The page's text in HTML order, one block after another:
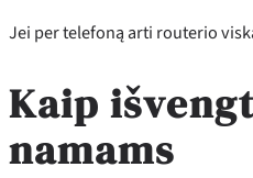
Jei per telefoną arti routerio
Kaip
namams